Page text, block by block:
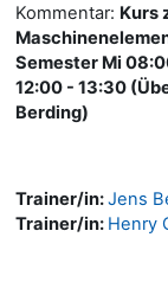
Kommentar: Kurs
Semester Mi
12:00 - 13:30
Berding)
Trainer/in:Jens
Trainer/in: Henry